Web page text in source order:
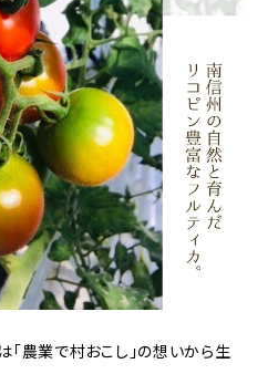
農業で村おこし」の想いから生